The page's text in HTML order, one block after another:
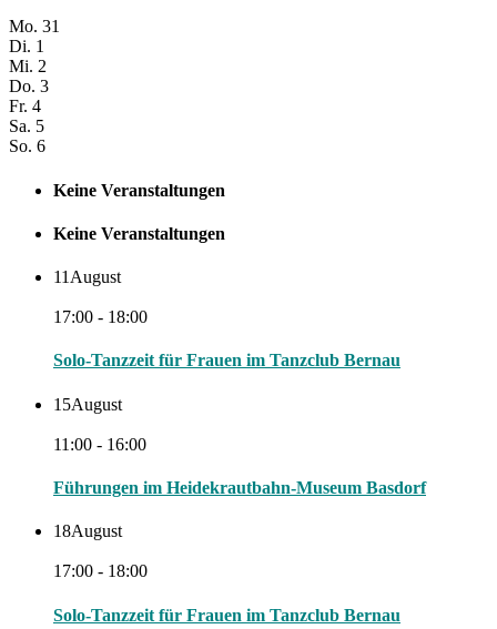
Mo. 31
Di. 1
Mi. 2
Do. 3
Fr. 4
Sa. 5
So. 6
Keine Veranstaltungen
Keine Veranstaltungen
11 August
17:00 - 18:00
Solo-Tanzzeit für Frauen im Tanzclub Bernau
15August
11:00 - 16:00
Führungen im Heidekrautbahn-Museum Basdorf
18August
17:00 - 18:00
Solo-Tanzzeit für Frauen im Tanzclub Bernau